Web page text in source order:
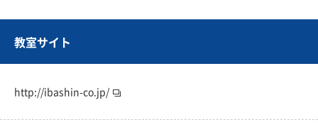
教室サイト
http://ibashin-co.jp/